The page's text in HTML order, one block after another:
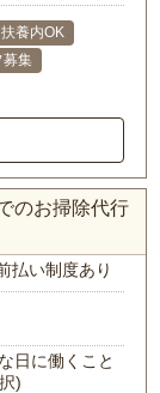
扶養内OK
募集
のお掃除代行
払い制度あり
日に働くこと
)